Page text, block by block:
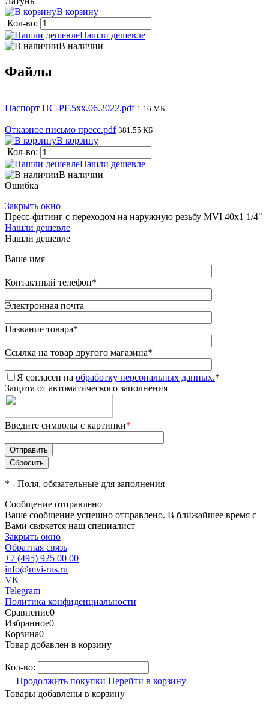
В корзину
Кол-во:
Нашли дешевле
В наличии
Файлы
Паспорт ПС-PF.5xx.06.2022.pdf 1.16 МБ
Отказное письмо пресс.pdf 381.55 КБ
В корзину
Кол-во:
Нашли дешевле
В наличии
Ошибка
Закрыть окно
Пресс-фитинг с переходом на наружную резьбу MVI 40х1 1/4"
Нашли дешевле
Нашли дешевле
Ваше имя
Контактный телефон*
Электронная почта
Название товара*
Ссылка на товар другого магазина*
Я согласен на обработку персональных данных.*
Защита от автоматического заполнения
Введите символы с картинки*
* - Поля, обязательные для заполнения
Сообщение отправлено
Ваше сообщение успешно отправлено. В ближайшее время с
Вами свяжется наш специалист
Закрыть окно
Обратная связь
+7 (495) 925 00 00
info@mvi-rus.ru
VK
Telegram
Политика конфиденциальности
Сравнение0
Избранное0
Корзина0
Товар добавлен в корзину
Кол-во:
Продолжить покупки Перейти в корзину
Товары добавлены в корзину